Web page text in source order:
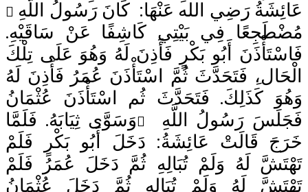
رَضِي الله عَنْهَا: كَانَ رَسُولُ اللَّهِ
فِي بَيْتِي كَاشِفًا عَنْ سَاقَيْهِ.
أَبُو بَكْرٍ فَأَذِنَ لَهُ وَهُوَ عَلَى تِلْكَ
فَتَحَدَّثَ ثُمَّ اسْتَأْذَنَ عُمَرُ فَأَذِنَ لَهُ
كَذَلِكَ. فَتَحَدَّثَ ثُم اسْتَأْذَنَ عُثْمَانُ
رَسُولُ اللَّهِ وَسَوَّى ثِيَابَهُ. فَلَمَّا
قَالَتْ عَائِشَةُ: دَخَلَ أَبُو بَكْرٍ فَلَمْ
لَهُ وَلَمْ تُبَالِهِ ثُمَّ دَخَلَ عُمَرُ فَلَمْ
لَهُ وَلَمْ تُبَالِهِ ثُمَّ دَخَلَ عُثْمَانُ